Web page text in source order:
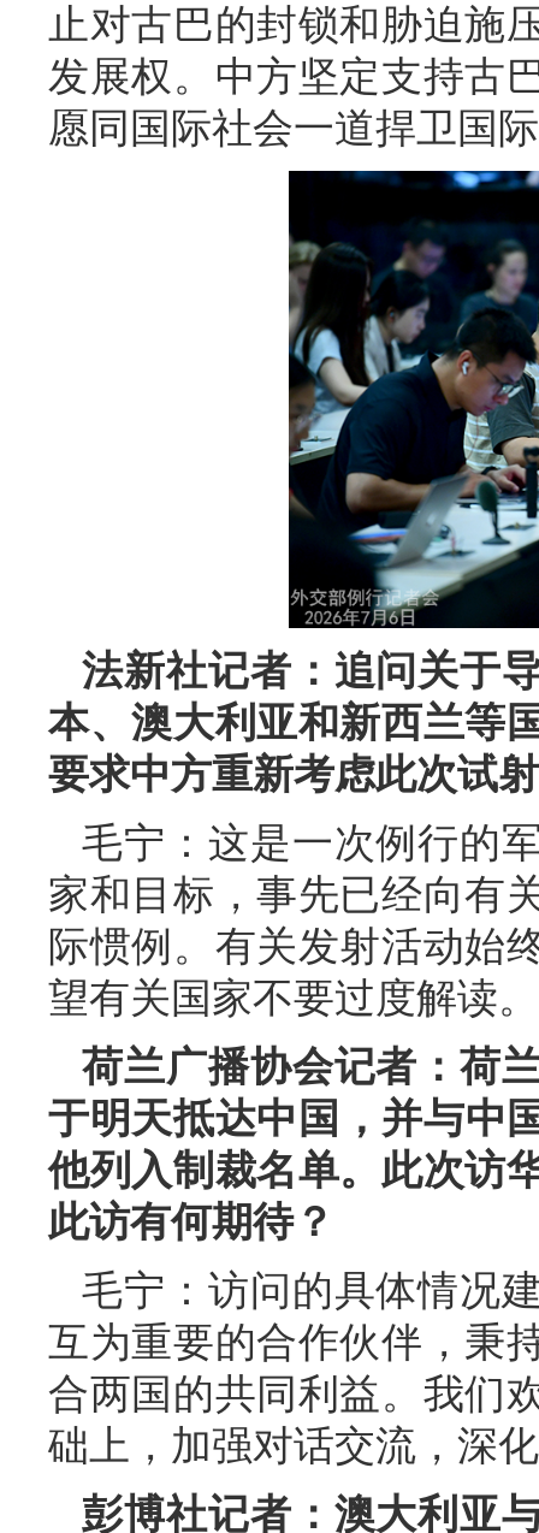
止对古巴的封锁和胁迫施
发展权。中方坚定支持古
愿同国际社会一道捍卫国
法新社记者：追问关于
本、澳大利亚和新西兰等
要求中方重新考虑此次试
毛宁：这是一次例行的
家和目标，事先已经向有
际惯例。有关发射活动始
望有关国家不要过度解读。
荷兰广播协会记者：荷
于明天抵达中国，并与中
他列入制裁名单。此次访
此访有何期待？
毛宁：访问的具体情况
互为重要的合作伙伴，秉
合两国的共同利益。我们
础上，加强对话交流，深
彭博社记者：澳大利亚